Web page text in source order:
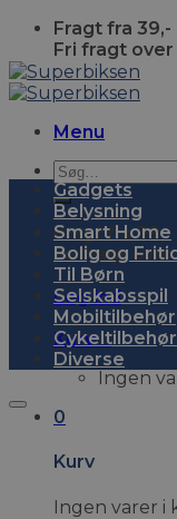
Skip
content
Fragt fra 39,-
Fri fragt over
Menu
Søg
efter:
Fragt fra 39,-
Fri fragt over
Log ind
Kurv0
Ingen
0
Kurv
Ingen varer i
Gadgets
Belysning
Smart Home
Bolig og
Til Børn
Selskabsspil
Mobiltilbehør
Cykeltilbehør
Diverse